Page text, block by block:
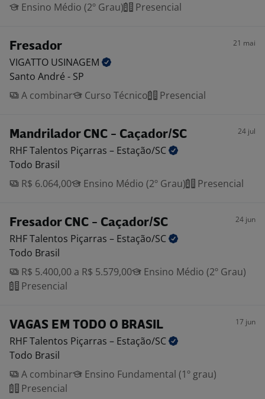
Ensino Médio (2º Grau)
Presencial
Fresador 21 mai
VIGATTO USINAGEM
Santo André - SP
A combinar
Curso Técnico Presencial
Mandrilador CNC - Caçador/SC 24 jul
RHF Talentos Piçarras – Estação/SC
Todo Brasil
R$ 6.064,00
Ensino Médio (2º Grau) Presencial
Fresador CNC - Caçador/SC 24 jun
RHF Talentos Piçarras – Estação/SC
Todo Brasil
R$ 5.400,00 a R$ 5.579,00
Ensino Médio (2º Grau)
Presencial
VAGAS EM TODO O BRASIL 17 jun
RHF Talentos Piçarras – Estação/SC
Todo Brasil
A combinar
Ensino Fundamental (1º grau)
Presencial